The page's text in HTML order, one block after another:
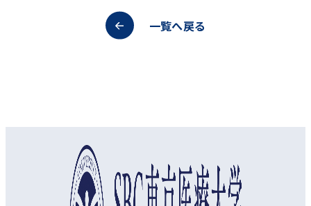
一覧へ戻る